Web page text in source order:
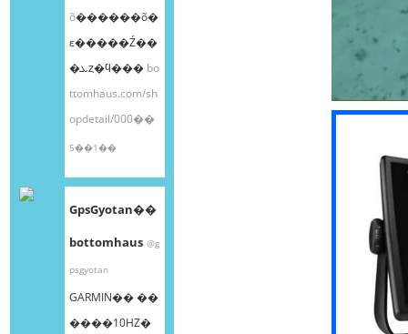
õ������õ�
ε�����Ź��
�ܥȥ�ϥ��� bo
ttomhaus.com/sh
opdetail/000��
5��1��
GpsGyotan��
bottomhaus @g
psgyotan
GARMIN�� ��
����10HZ�